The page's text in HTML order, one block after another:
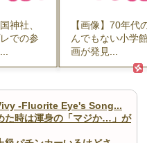
神社、
での参
【画像】70年代の
んでもない小学館
画が発見...
-Fluorite Eye's Song...
た時は渾身の「マジか…」が